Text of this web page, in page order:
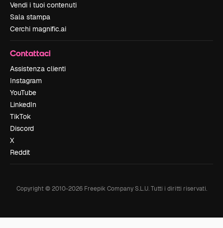
Vendi i tuoi contenuti
Sala stampa
Cerchi magnific.ai
Contattaci
Assistenza clienti
Instagram
YouTube
LinkedIn
TikTok
Discord
X
Reddit
Copyright © 2010-2026Freepik Company S.L.U. Tutti i diritti riservati.